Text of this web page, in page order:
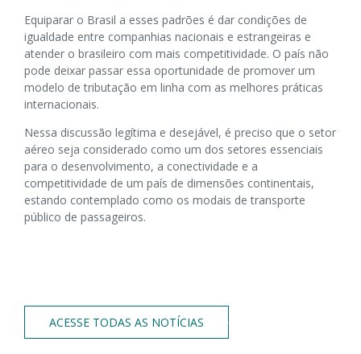
Equiparar o Brasil a esses padrões é dar condições de
igualdade entre companhias nacionais e estrangeiras e
atender o brasileiro com mais competitividade. O país não
pode deixar passar essa oportunidade de promover um
modelo de tributação em linha com as melhores práticas
internacionais.
Nessa discussão legítima e desejável, é preciso que o setor
aéreo seja considerado como um dos setores essenciais
para o desenvolvimento, a conectividade e a
competitividade de um país de dimensões continentais,
estando contemplado como os modais de transporte
público de passageiros.
ACESSE TODAS AS NOTÍCIAS